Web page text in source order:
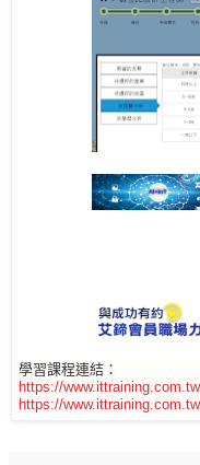
學習課程連結：
https://
https://